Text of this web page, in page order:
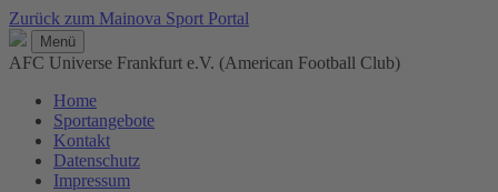
Zurück zum Mainova Sport Portal
Menü
AFC Universe Frankfurt e.V. (American Football Club)
Home
Sportangebote
Kontakt
Datenschutz
Impressum